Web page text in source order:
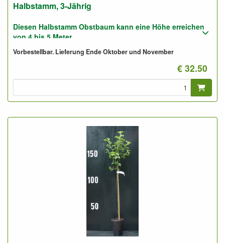
Halbstamm, 3-Jährig
Diesen Halbstamm Obstbaum kann eine Höhe erreichen
von 4 bis 5 Meter.
Pflanzabstand: 5 bis 6 Meter
Foto: Halbstamm 3-Jährig, nicht geschnitten.
Vorbestellbar. Lieferung Ende Oktober und November
€ 32.50